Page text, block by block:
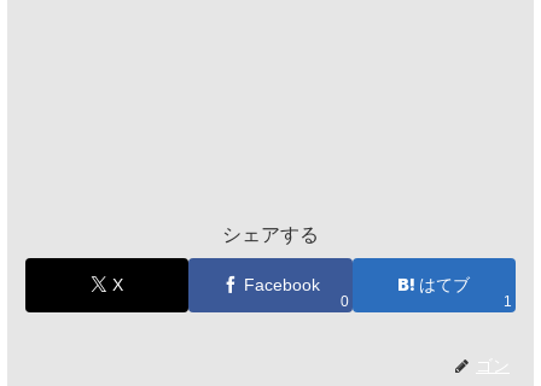
シェアする
X Facebook
0
はてブ
1
ゴン